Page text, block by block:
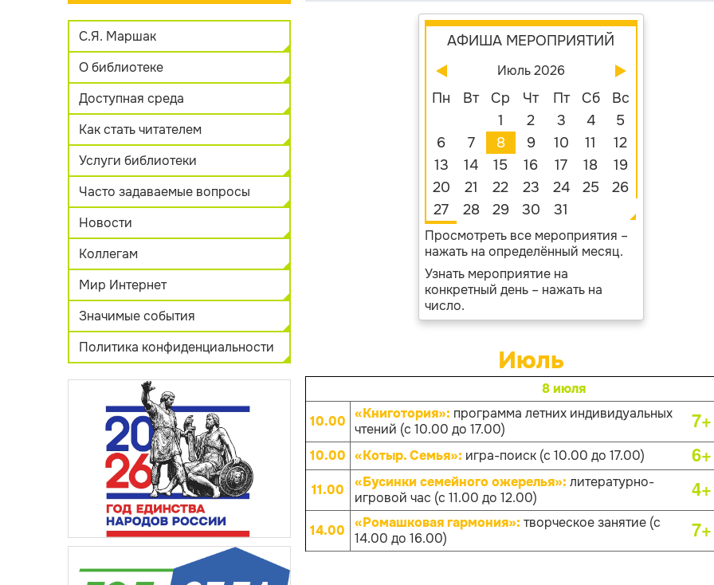
С.Я. Маршак
О библиотеке
Доступная среда
Как стать читателем
Услуги библиотеки
Часто задаваемые вопросы
Новости
Коллегам
Мир Интернет
Значимые события
Политика конфиденциальности
АФИША МЕРОПРИЯТИЙ
Июль 2026
Пн Вт Ср Чт Пт Сб
Вс
1
2 3 4
5
6
7 8 9 10 11
12
13
14 15 16 17 18
19
20
21 22 23 24 25
26
27
28 29 30 31
Просмотреть все мероприятия –
нажать на определённый месяц.
Узнать мероприятие на
конкретный день – нажать на
число.
Июль
8 июля
10.00 «Книготория»: программа летних индивидуальных
чтений (с 10.00 до 17.00)
7+
10.00 «Котыр. Семья»: игра-поиск (с 10.00 до 17.00) 6+
11.00 «Бусинки семейного ожерелья»: литературно-
игровой час (с 11.00 до 12.00)
4+
14.00 «Ромашковая гармония»: творческое занятие (с
14.00 до 16.00)
7+